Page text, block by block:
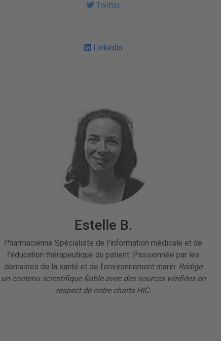
Twitter
Linkedin
Estelle B.
Pharmacienne Spécialiste de l'information médicale et de
l'éducation thérapeutique du patient. Passionnée par les
domaines de la santé et de l'environnement marin. Rédige
un contenu scientifique fiable avec des sources vérifiées en
respect de notre charte HIC.